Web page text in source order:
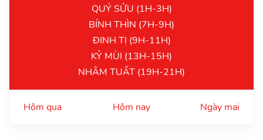
QUÝ SỬU (1H-3H)
BÍNH THÌN (7H-9H)
ĐINH TỊ (9H-11H)
KỶ MÙI (13H-15H)
NHÂM TUẤT (19H-21H)
Hôm qua Hôm nay Ngày mai